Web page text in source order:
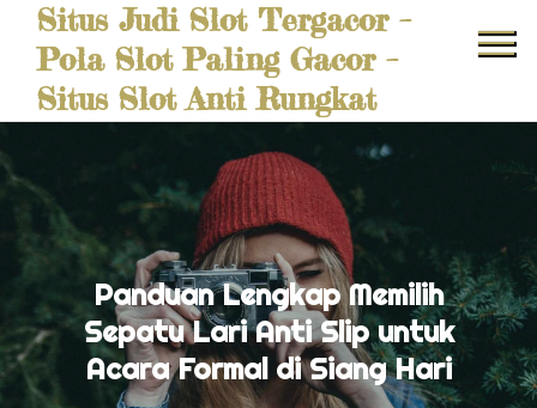
content
Situs Judi Slot Tergacor –
Pola Slot Paling Gacor –
Situs Slot Anti Rungkat
Panduan Lengkap Memilih
Sepatu Lari Anti Slip untuk
Acara Formal di Siang Hari